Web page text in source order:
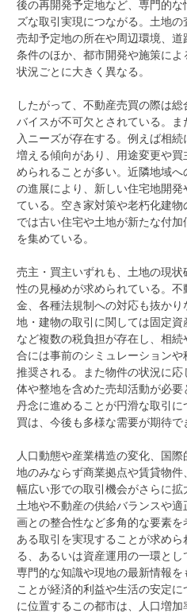
後の再開発予定地など、専門的
ズな取引実現につながる。土地の
売却予定地の所在や周辺環境、
条件のほか、都市開発や施策によ
状況ごとに大きく異なる。
したがって、不動産売買の際は
バイスが不可欠とされている。
入ニーズが存在する。例えば相
増える傾向があり、用途変更や
められることが多い。近隣地域
の進展により、新しい住宅地開
ている。空き家対策や老朽化建
では古い住宅や土地が新たな付
を集めている。
売主・買主いずれも、土地の現
性の見極めが求められている。
金、各種法規制への対応も抜か
地・建物の取引に関しては固定
など複数の税負担が存在し、相
合には事前のシミュレーション
推奨される。また物件の状況に
体や整地を含めた売却活動が必
丹念に進めることが円滑な取引
買は、今後も多様な需要が期待で
人口動態や産業構造の変化、国
地のみならず商業拠点や賃貸物
幅広い形での取引機会がさらに拡
土地や不動産の供給バランスや
画との整合性など多角的な要素
ある取引を実現することが求め
る、あるいは資産運用の一環とし
専門的な知識や現地の最新情報
ことが経済的利益や生活の安定
に位置するこの都市は、人口増